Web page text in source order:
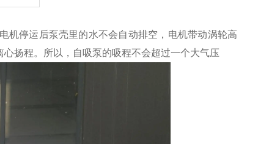
机停运后泵壳里的水不会自动排空，电机带动涡轮高
扬程。所以，自吸泵的吸程不会超过一个大气压